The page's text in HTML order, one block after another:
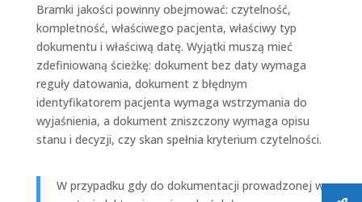
Bramki jakości powinny obejmować: czytelność,
kompletność, właściwego pacjenta, właściwy typ
dokumentu i właściwą datę. Wyjątki muszą mieć
zdefiniowaną ścieżkę: dokument bez daty wymaga
reguły datowania, dokument z błędnym
identyfikatorem pacjenta wymaga wstrzymania do
wyjaśnienia, a dokument zniszczony wymaga opisu
stanu i decyzji, czy skan spełnia kryterium czytelności.
W przypadku gdy do dokumentacji prowadzonej w